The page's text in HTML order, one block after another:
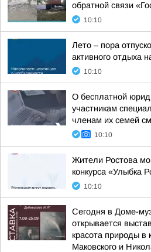
обратной связи
10:10
Лето – пора
активного отдыха
10:10
О бесплатной
участникам
членам их семей
10:10
Жители Ростова
конкурса «Улыбка
10:10
Сегодня в Доме-
открывается
красота природы в
Маковского и